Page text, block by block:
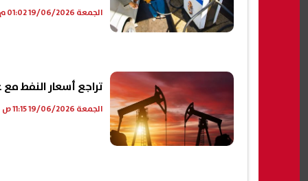
الجمعة 19/06/2026 01:02 م
تراجع أسعار النفط
الجمعة 19/06/2026 11:15 ص